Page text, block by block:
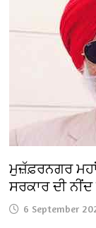
ਮੁਜ਼ੱਫ਼ਰਨਗਰ
ਸਰਕਾਰ ਦੀ
6 September